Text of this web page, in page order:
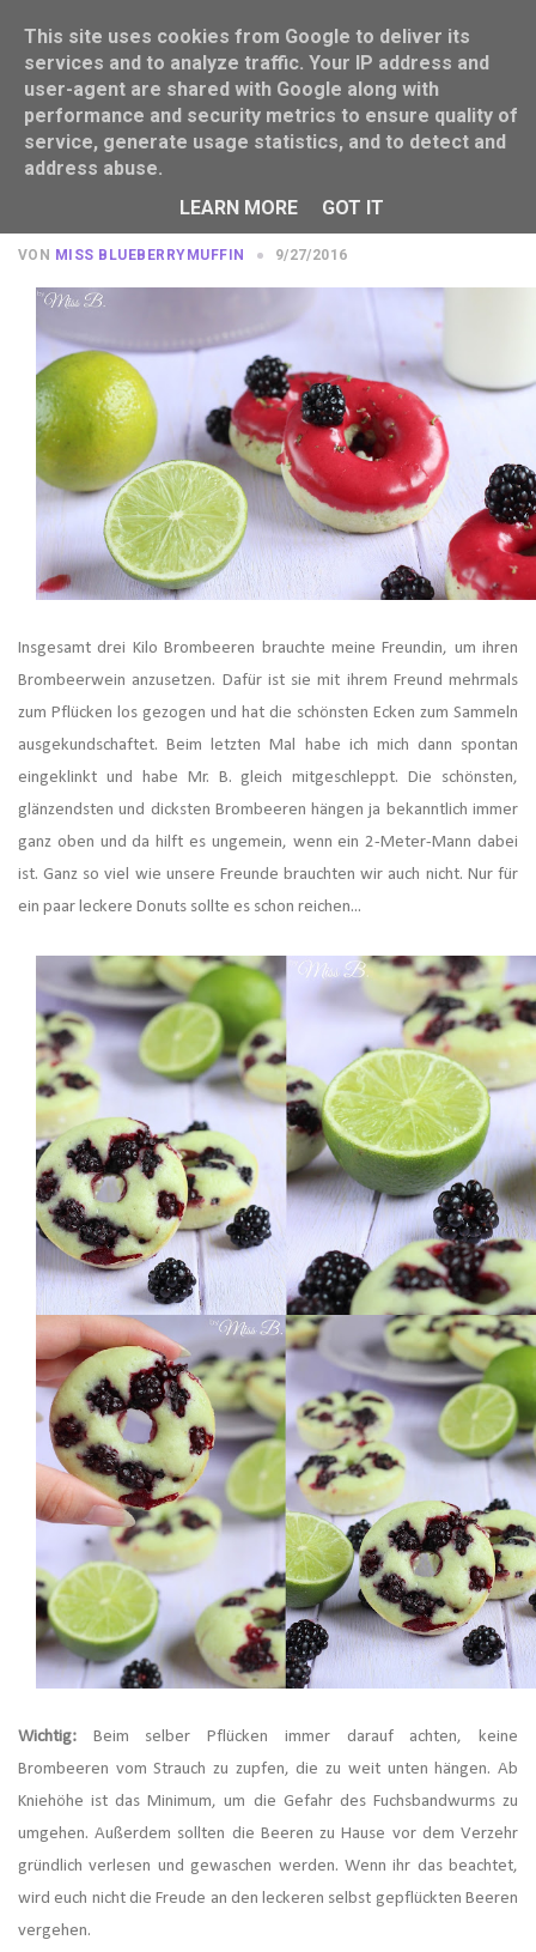
Erst sammeln, dann backen: Leckere
Brombeer-Limetten-Donuts
VON MISS BLUEBERRYMUFFIN 9/27/2016
Insgesamt drei Kilo Brombeeren brauchte meine Freundin, um ihren
Brombeerwein anzusetzen. Dafür ist sie mit ihrem Freund mehrmals
zum Pflücken los gezogen und hat die schönsten Ecken zum Sammeln
ausgekundschaftet. Beim letzten Mal habe ich mich dann spontan
eingeklinkt und habe Mr. B. gleich mitgeschleppt. Die schönsten,
glänzendsten und dicksten Brombeeren hängen ja bekanntlich immer
ganz oben und da hilft es ungemein, wenn ein 2-Meter-Mann dabei
ist. Ganz so viel wie unsere Freunde brauchten wir auch nicht. Nur für
ein paar leckere Donuts sollte es schon reichen...
Wichtig: Beim selber Pflücken immer darauf achten, keine
Brombeeren vom Strauch zu zupfen, die zu weit unten hängen. Ab
Kniehöhe ist das Minimum, um die Gefahr des Fuchsbandwurms zu
umgehen. Außerdem sollten die Beeren zu Hause vor dem Verzehr
gründlich verlesen und gewaschen werden. Wenn ihr das beachtet,
wird euch nicht die Freude an den leckeren selbst gepflückten Beeren
vergehen.
This site uses cookies from Google to deliver its
services and to analyze traffic. Your IP address and
user-agent are shared with Google along with
performance and security metrics to ensure quality of
service, generate usage statistics, and to detect and
address abuse.
LEARN MORE
GOT IT